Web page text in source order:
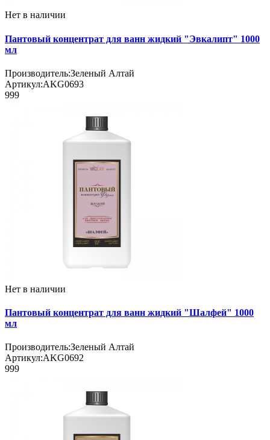
Нет в наличии
Пантовый концентрат для ванн жидкий "Эвкалипт" 1000
мл
Производитель:Зеленый Алтай
Артикул:AKG0693
999
Нет в наличии
Пантовый концентрат для ванн жидкий "Шалфей" 1000
мл
Производитель:Зеленый Алтай
Артикул:AKG0692
999